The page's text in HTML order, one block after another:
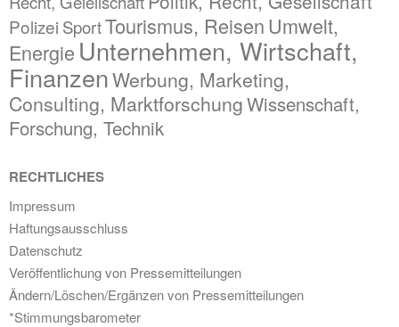
Polizei SportTourismus, Reisen Umwelt,
Energie Unternehmen, Wirtschaft,
FinanzenWerbung, Marketing,
Consulting, MarktforschungWissenschaft,
Forschung, Technik
RECHTLICHES
Impressum
Haftungsausschluss
Datenschutz
Veröffentlichung von Pressemitteilungen
Ändern/Löschen/Ergänzen von Pressemitteilungen
*Stimmungsbarometer